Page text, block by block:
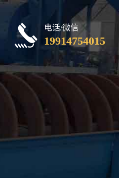
电话/微信
19914754015